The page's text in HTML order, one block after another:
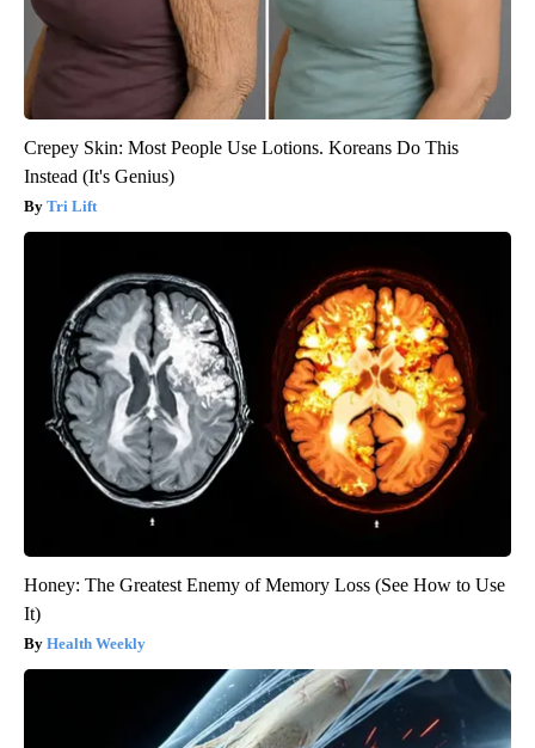
Crepey Skin: Most People Use Lotions. Koreans Do This
Instead (It's Genius)
Tri Lift
Honey: The Greatest Enemy of Memory Loss (See How to Use
It)
Health Weekly